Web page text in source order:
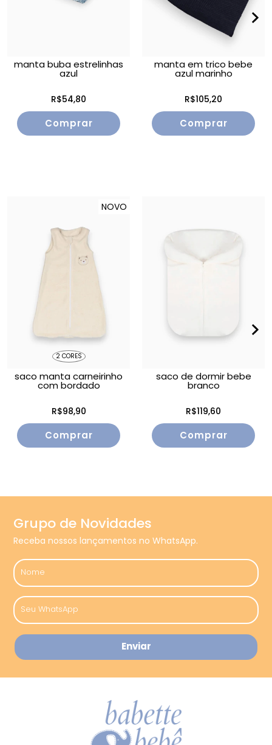
manta buba estrelinhas
azul
R$54,80
manta em trico bebe
azul marinho
R$105,20
NOVO
2 CORES
saco manta carneirinho
com bordado
R$98,90
Comprar
saco de dormir bebe
branco
R$119,60
Grupo de Novidades
Receba nossos lançamentos no WhatsApp.